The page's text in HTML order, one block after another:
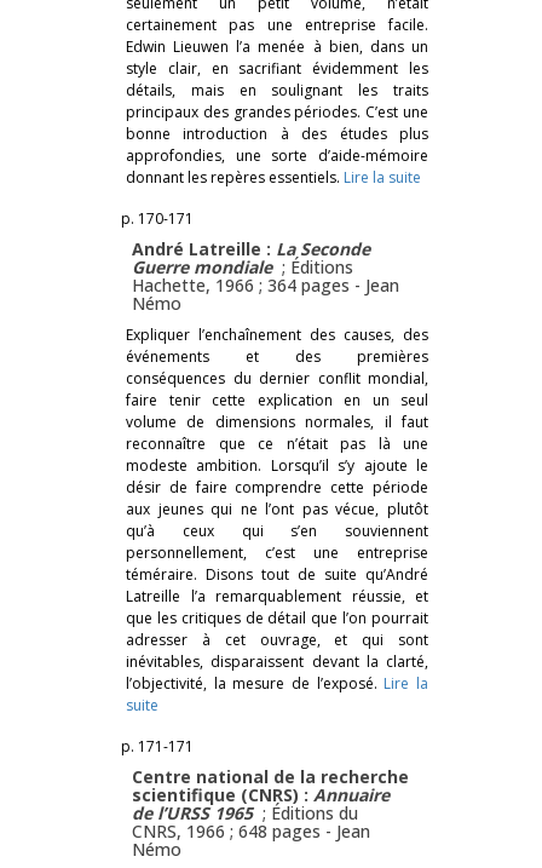
certainement pas une entreprise facile.
Edwin Lieuwen l’a menée à bien, dans un
style clair, en sacrifiant évidemment les
détails, mais en soulignant les traits
principaux des grandes périodes. C’est une
bonne introduction à des études plus
approfondies, une sorte d’aide-mémoire
donnant les repères essentiels. Lire la suite
p. 170-171
André Latreille : La Seconde
Guerre mondiale ; Éditions
Hachette, 1966 ; 364 pages - Jean
Némo
Expliquer l’enchaînement des causes, des
événements et des premières
conséquences du dernier conflit mondial,
faire tenir cette explication en un seul
volume de dimensions normales, il faut
reconnaître que ce n’était pas là une
modeste ambition. Lorsqu’il s’y ajoute le
désir de faire comprendre cette période
aux jeunes qui ne l’ont pas vécue, plutôt
qu’à ceux qui s’en souviennent
personnellement, c’est une entreprise
téméraire. Disons tout de suite qu’André
Latreille l’a remarquablement réussie, et
que les critiques de détail que l’on pourrait
adresser à cet ouvrage, et qui sont
inévitables, disparaissent devant la clarté,
l’objectivité, la mesure de l’exposé. Lire la
suite
p. 171-171
Centre national de la recherche
scientifique (CNRS) : Annuaire
de l’URSS 1965 ; Éditions du
CNRS, 1966 ; 648 pages - Jean
Némo